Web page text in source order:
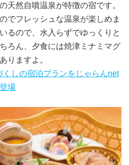
天然自噴温泉が特徴の宿です。
でフレッシュな温泉が楽しめま
るので、水入らずでゆっくりと
ろん、夕食には焼津ミナミマグ
りますよ。
くしの宿泊プランをじゃらんnet
場